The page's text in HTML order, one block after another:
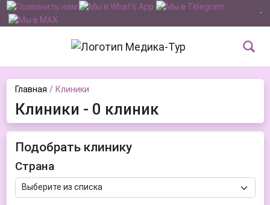
Главная Клиники
Клиники - 0 клиник
Подобрать клинику
Страна